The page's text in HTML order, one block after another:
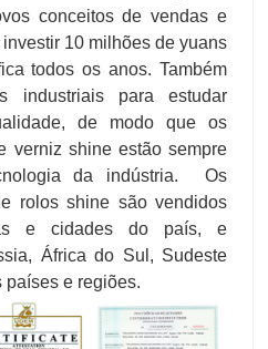
conceitos de vendas e
10 milhões de yuans
todos os anos. Também
industriais para estudar
de modo que os
verniz shine estão sempre
da indústria. Os
rolos shine são vendidos
e cidades do país, e
África do Sul, Sudeste
países e regiões.